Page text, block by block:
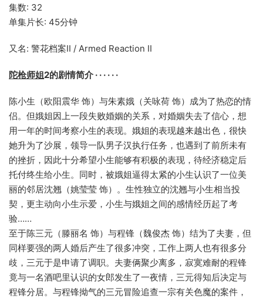
集数: 32
单集片长: 45分钟
又名: 警花档案II / Armed Reaction II
陀枪师姐2的剧情简介 · · · · · ·
陈小生（欧阳震华 饰）与朱素娥（关咏荷 饰）成为了热恋的情
侣。但娥姐因上一段失败婚姻的关系，对婚姻失去了信心，想
用一年的时间考察小生的表现。娥姐的表现越来越出色，很快
她升为了沙展，领导一队男子汉执行任务，也遇到了前所未有
的挫折，因此十分希望小生能够有积极的表现，待经济稳定后
托付终生给小生。同时，被娥姐逼得太紧的小生认识了一位美
丽的邻居沈翘（姚莹莹 饰）。生性独立的沈翘与小生相当投
契，更主动向小生示爱，小生与娥姐之间的感情经历起了考
验……
至于陈三元（滕丽名 饰）与程锋（魏俊杰 饰）结为了夫妻，但
同样要强的两人婚后产生了很多冲突，工作上两人也有很多分
歧，三元于是申请了调职。夫妻俩聚少离多，寂寞难耐的程锋
竟与一名酒吧里认识的女郎发生了一夜情，三元得知后决定与
程锋分居。与程锋拗气的三元冒险追查一宗有关色魔的案件，